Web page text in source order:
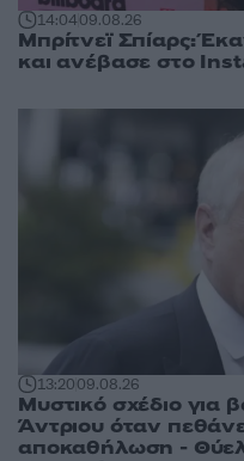
14:0409.08.26
Μπρίτνεϊ Σπίαρς:
και ανέβασε στο
13:2009.08.26
Μυστικό σχέδιο για
Άντριου όταν
αποκαθήλωση -